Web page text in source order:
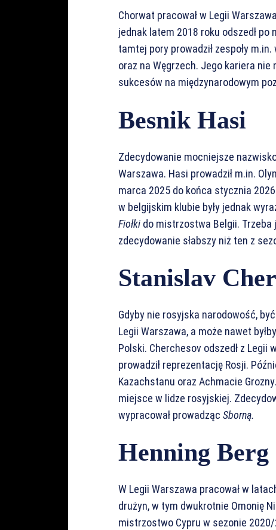
Chorwat pracował w Legii
jednak latem 2018 roku odszedł
tamtej pory prowadził zespoły
oraz na Węgrzech. Jego kariera nie
sukcesów na międzynarodowym
Besnik Hasi
Zdecydowanie mocniejsze
Warszawa. Hasi prowadził m.in.
marca 2025 do końca stycznia
w belgijskim klubie były jednak
Fiołki do mistrzostwa Belgii.
zdecydowanie słabszy niż ten z
Stanislav
Gdyby nie rosyjska narodowość,
Legii Warszawa, a może nawet
Polski. Cherchesov odszedł z Legii
prowadził reprezentację Rosji.
Kazachstanu oraz Achmacie
miejsce w lidze rosyjskiej.
wypracował prowadząc Sborną.
Henning Berg
W Legii Warszawa pracował w
drużyn, w tym dwukrotnie Omonię
mistrzostwo Cypru w sezonie